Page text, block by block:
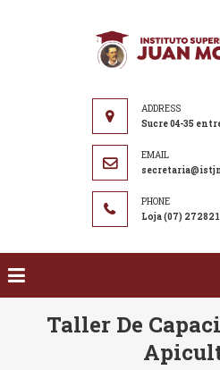
Sucre 04-35
Loja (07)
Taller De